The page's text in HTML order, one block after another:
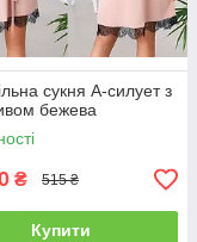
сукня А-силует з
бежева
₴ 515 ₴
Купити